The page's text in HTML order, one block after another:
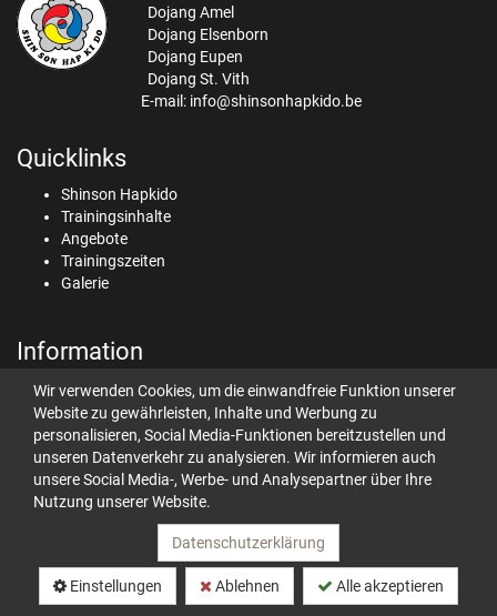
Wir verwenden Cookies, um die einwandfreie Funktion unserer
Website zu gewährleisten, Inhalte und Werbung zu
personalisieren, Social Media-Funktionen bereitzustellen und
unseren Datenverkehr zu analysieren. Wir informieren auch
unsere Social Media-, Werbe- und Analysepartner über Ihre
Nutzung unserer Website.
Datenschutzerklärung
Einstellungen Ablehnen Alle akzeptieren
Dojang Amel
Dojang Elsenborn
Dojang Eupen
Dojang St. Vith
E-mail: info@shinsonhapkido.be
Quicklinks
Shinson Hapkido
Trainingsinhalte
Angebote
Trainingszeiten
Galerie
Information
Datenschutz
Impressum
Kontakt
Teilen
© 2026 Shinson Hapkido Belgien
powered by Intec Software Engineering